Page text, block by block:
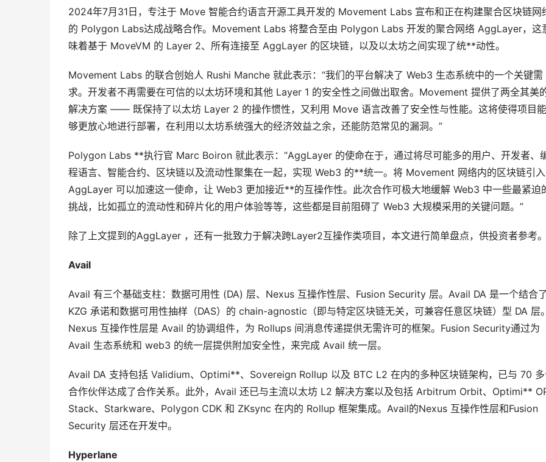
2024年7月31日，专注于 Move 智能合约语言开源工具开发的 Movement Labs 宣布和正在构建聚合区块链网
的 Polygon Labs达成战略合作。Movement Labs 将整合至由 Polygon Labs 开发的聚合网络 AggLayer，这
味着基于 MoveVM 的 Layer 2、所有连接至 AggLayer 的区块链，以及以太坊之间实现了统**动性。
Movement Labs 的联合创始人 Rushi Manche 就此表示：“我们的平台解决了 Web3 生态系统中的一个关键需
求。开发者不再需要在可信的以太坊环境和其他 Layer 1 的安全性之间做出取舍。Movement 提供了两全其美
解决方案 —— 既保持了以太坊 Layer 2 的操作惯性，又利用 Move 语言改善了安全性与性能。这将使得项目能
够更放心地进行部署，在利用以太坊系统强大的经济效益之余，还能防范常见的漏洞。”
Polygon Labs **执行官 Marc Boiron 就此表示：“AggLayer 的使命在于，通过将尽可能多的用户、开发者、
程语言、智能合约、区块链以及流动性聚集在一起，实现 Web3 的**统一。将 Movement 网络内的区块链引
AggLayer 可以加速这一使命，让 Web3 更加接近**的互操作性。此次合作可极大地缓解 Web3 中一些最紧迫
挑战，比如孤立的流动性和碎片化的用户体验等等，这些都是目前阻碍了 Web3 大规模采用的关键问题。”
除了上文提到的AggLayer ，还有一批致力于解决跨Layer2互操作类项目，本文进行简单盘点，供投资者参考
Avail
Avail 有三个基础支柱：数据可用性 (DA) 层、Nexus 互操作性层、Fusion Security 层。Avail DA 是一个结合
KZG 承诺和数据可用性抽样（DAS）的 chain-agnostic（即与特定区块链无关，可兼容任意区块链）型 DA 层
Nexus 互操作性层是 Avail 的协调组件，为 Rollups 间消息传递提供无需许可的框架。Fusion Security通过为
Avail 生态系统和 web3 的统一层提供附加安全性，来完成 Avail 统一层。
Avail DA 支持包括 Validium、Optimi**、Sovereign Rollup 以及 BTC L2 在内的多种区块链架构，已与 70
合作伙伴达成了合作关系。此外，Avail 还已与主流以太坊 L2 解决方案以及包括 Arbitrum Orbit、Optimi**
Stack、Starkware、Polygon CDK 和 ZKsync 在内的 Rollup 框架集成。Avail的Nexus 互操作性层和Fusion
Security 层还在开发中。
Hyperlane